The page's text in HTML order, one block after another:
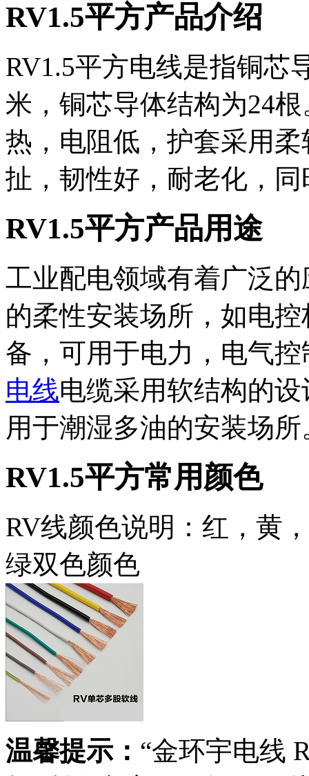
RV1.5平方产品介绍
RV1.5平方电线是指铜芯
米，铜芯导体结构为24
热，电阻低，护套采用
扯，韧性好，耐老化，
RV1.5平方产品用途
工业配电领域有着广泛
的柔性安装场所，如电
备，可用于电力，电气
电线电缆采用软结构的
用于潮湿多油的安装场所
RV1.5平方常用颜色
RV线颜色说明：红，黄
绿双色颜色
温馨提示： “金环宇电线